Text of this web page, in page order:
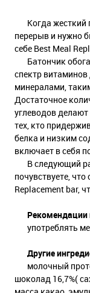
Когда жесткий
перерыв и нужно
себе Best Meal
Батончик
спектр
минералами,
Достаточное
углеводов
тех, кто
белка и низким
включает в себя
В следующий
почувствуете,
Replacement bar,
Рекомендации
употреблять
Другие
молочный
шоколад 16,7%(